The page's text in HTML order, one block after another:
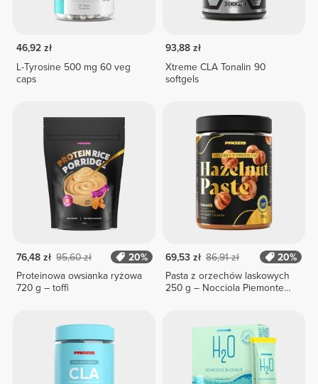
46,92 zł
L-Tyrosine 500 mg 60 veg
caps
93,88 zł
Xtreme CLA Tonalin 90
softgels
76,48 zł 95,60 zł
20%
Proteinowa owsianka ryżowa
720 g – toffi
69,53 zł 86,91 zł
20%
Pasta z orzechów laskowych
250 g – Nocciola Piemonte